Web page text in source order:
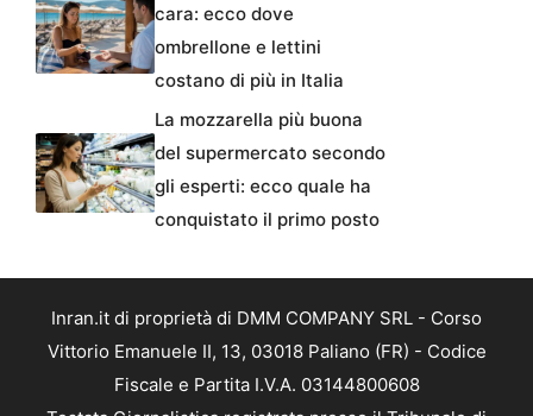
cara: ecco dove
ombrellone e lettini
costano di più in Italia
La mozzarella più buona
del supermercato secondo
gli esperti: ecco quale ha
conquistato il primo posto
Inran.it di proprietà di DMM COMPANY SRL - Corso
Vittorio Emanuele II, 13, 03018 Paliano (FR) - Codice
Fiscale e Partita I.V.A. 03144800608